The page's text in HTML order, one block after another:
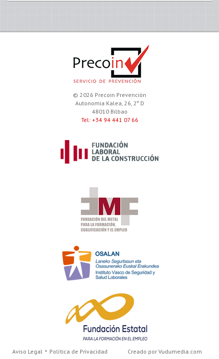
© 2026 Precoin Prevención
Autonomia Kalea, 26, 2º D
48010 Bilbao
Tel: +34 94 441 07 66
Aviso Legal - Política de Privacidad Creado por Vudumedia.com